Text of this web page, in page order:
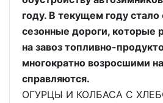
году. В текущем году
сезонные дороги, которые
на завоз топливно-
многократно возросшими
справляются.
ОГУРЦЫ И КОЛБАСА С